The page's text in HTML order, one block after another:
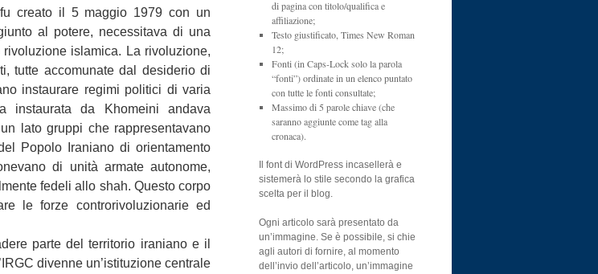
creato il 5 maggio 1979 con un
al potere, necessitava di una
islamica. La rivoluzione,
tutte accomunate dal desiderio di
instaurare regimi politici di varia
instaurata da Khomeini andava
lato gruppi che rappresentavano
Popolo Iraniano di orientamento
di unità armate autonome,
fedeli allo shah. Questo corpo
le forze controrivoluzionarie ed
parte del territorio iraniano e il
divenne un’istituzione centrale
di pagina con titolo/qualifica e
affiliazione;
Testo giustificato, Times New Roman
12;
Fonti (in Caps-Lock solo la parola
“fonti”) ordinate in un elenco puntato
con tutte le fonti consultate;
Massimo di 5 parole chiave (che
saranno aggiunte come tag alla
cronaca).
Il font di WordPress incasellerà e
sistemerà lo stile secondo la grafica
scelta per il blog.
Ogni articolo sarà presentato da
un’immagine. Se è possibile, si chie
agli autori di fornire, al momento
dell’invio dell’articolo, un’immagine